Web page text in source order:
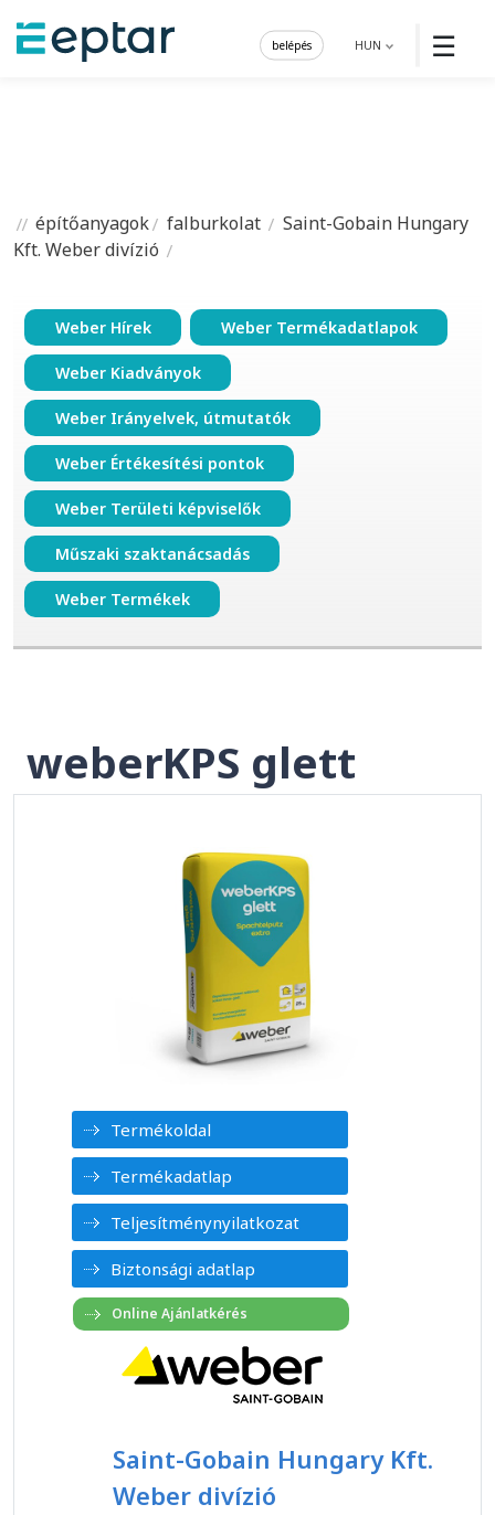
☰
HUN
belépés
építőanyagok falburkolat
Saint-Gobain Hungary
Kft. Weber divízió
Weber Hírek Weber Termékadatlapok
Weber Kiadványok
Weber Irányelvek, útmutatók
Weber Értékesítési pontok
Weber Területi képviselők
Műszaki szaktanácsadás
Weber Termékek
weberKPS glett
Termékoldal
Termékadatlap
Teljesítménynyilatkozat
Biztonsági adatlap
Saint-Gobain Hungary Kft.
Weber divízió